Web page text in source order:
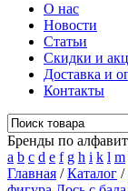
О нас
Новости
Статьи
Скидки и
Доставка и
Контакты
Бренды по
a b c d e f g h i k l m
Главная /Каталог /